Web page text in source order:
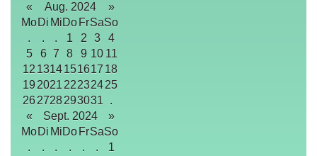
« Aug. 2024
»
MoDi MiDo FrSaSo
.
. . 1 2 3
4
5
6 7 8 9 10 11
12 1314151617 18
19 2021 22232425
262728293031
.
«
Sept. 2024
»
MoDi MiDo FrSaSo
.
. . . . .
1